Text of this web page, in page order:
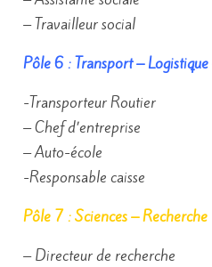
– Travailleur social
Pôle 6 : Transport –
-Transporteur Routier
– Chef d’entreprise
– Auto-école
-Responsable caisse
Pôle 7 : Sciences – Recherche
– Directeur de recherche